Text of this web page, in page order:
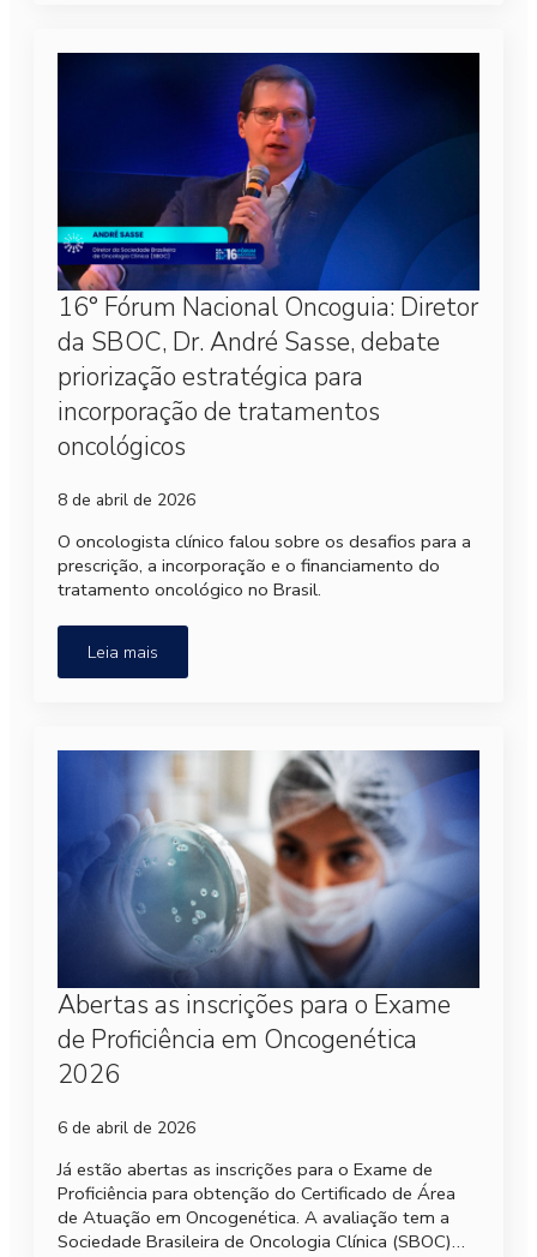
16° Fórum Nacional Oncoguia: Diretor
da SBOC, Dr. André Sasse, debate
priorização estratégica para
incorporação de tratamentos
oncológicos
8 de abril de 2026
O oncologista clínico falou sobre os desafios para a
prescrição, a incorporação e o financiamento do
tratamento oncológico no Brasil.
Leia mais
Abertas as inscrições para o Exame
de Proficiência em Oncogenética
2026
6 de abril de 2026
Já estão abertas as inscrições para o Exame de
Proficiência para obtenção do Certificado de Área
de Atuação em Oncogenética. A avaliação tem a
Sociedade Brasileira de Oncologia Clínica (SBOC)…